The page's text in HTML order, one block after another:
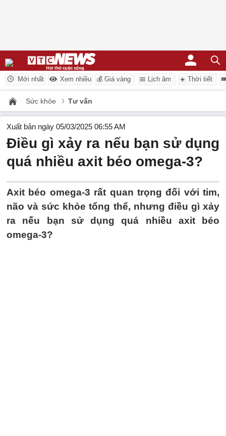
Mới nhất Xem nhiều 💰 Giá vàng 📅 Lịch âm ☀️ Thời tiết
Sức khỏe Tư vấn
Xuất bản ngày 05/03/2025 06:55 AM
Điều gì xảy ra nếu bạn sử dụng
quá nhiều axit béo omega-3?
Axit béo omega-3 rất quan trọng đối với tim,
não và sức khỏe tổng thể, nhưng điều gì xảy
ra nếu bạn sử dụng quá nhiều axit béo
omega-3?